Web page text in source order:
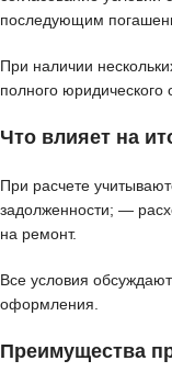
последующим
При наличии
полного юридического
Что влияет на
При расчете
задолженности; —
на ремонт.
Все условия
оформления.
Преимущества